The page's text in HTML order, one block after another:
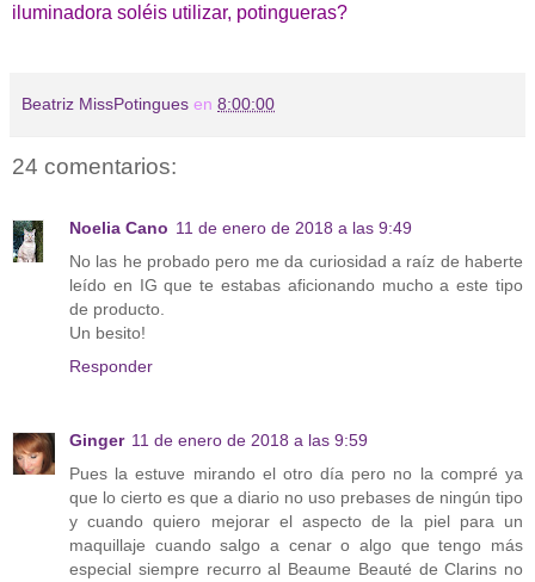
iluminadora soléis utilizar, potingueras?
Beatriz MissPotingues en 8:00:00
24 comentarios:
Noelia Cano 11 de enero de 2018 a las 9:49
No las he probado pero me da curiosidad a raíz de haberte
leído en IG que te estabas aficionando mucho a este tipo
de producto.
Un besito!
Responder
Ginger 11 de enero de 2018 a las 9:59
Pues la estuve mirando el otro día pero no la compré ya
que lo cierto es que a diario no uso prebases de ningún tipo
y cuando quiero mejorar el aspecto de la piel para un
maquillaje cuando salgo a cenar o algo que tengo más
especial siempre recurro al Beaume Beauté de Clarins no